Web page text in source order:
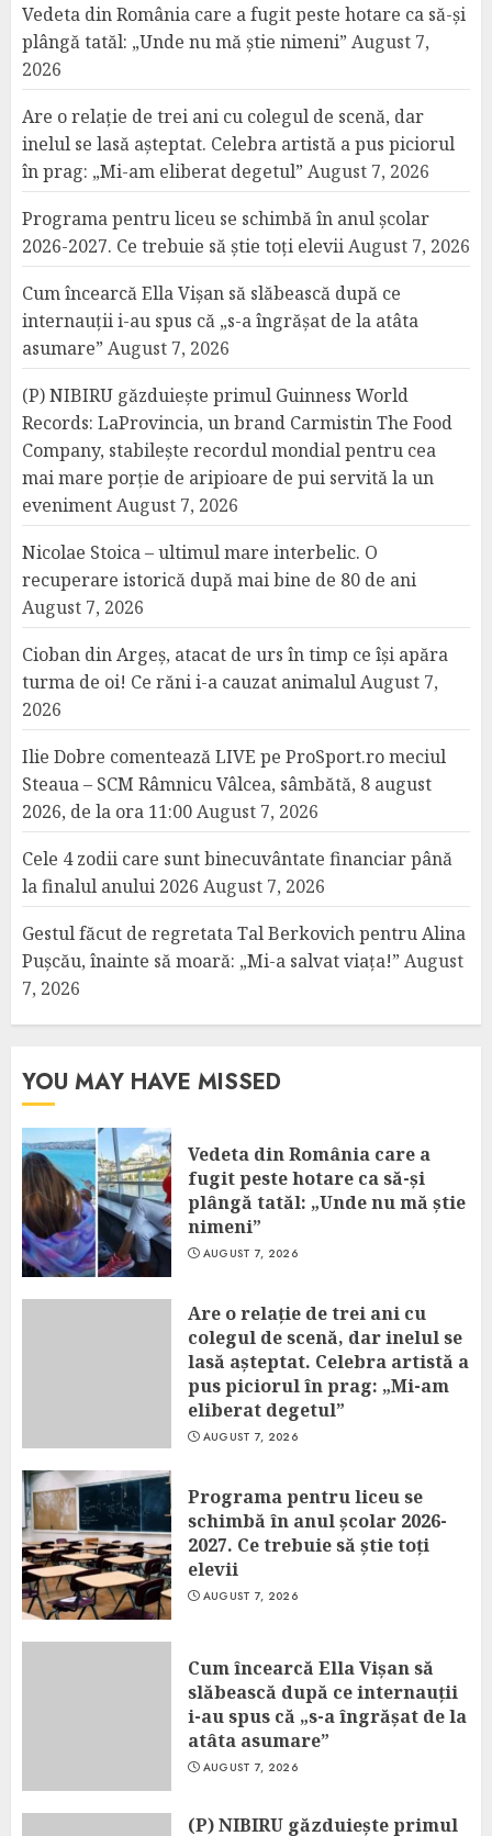
Vedeta din România care a fugit peste hotare ca să-și
plângă tatăl: „Unde nu mă știe nimeni” August 7,
2026
Are o relație de trei ani cu colegul de scenă, dar
inelul se lasă așteptat. Celebra artistă a pus piciorul
în prag: „Mi-am eliberat degetul” August 7, 2026
Programa pentru liceu se schimbă în anul școlar
2026-2027. Ce trebuie să știe toți eleviiAugust 7, 2026
Cum încearcă Ella Vișan să slăbească după ce
internauții i-au spus că „s-a îngrășat de la atâta
asumare” August 7, 2026
(P) NIBIRU găzduiește primul Guinness World
Records: LaProvincia, un brand Carmistin The Food
Company, stabilește recordul mondial pentru cea
mai mare porție de aripioare de pui servită la un
evenimentAugust 7, 2026
Nicolae Stoica – ultimul mare interbelic. O
recuperare istorică după mai bine de 80 de ani
August 7, 2026
Cioban din Argeș, atacat de urs în timp ce își apăra
turma de oi! Ce răni i-a cauzat animalulAugust 7,
2026
Ilie Dobre comentează LIVE pe ProSport.ro meciul
Steaua – SCM Râmnicu Vâlcea, sâmbătă, 8 august
2026, de la ora 11:00August 7, 2026
Cele 4 zodii care sunt binecuvântate financiar până
la finalul anului 2026 August 7, 2026
Gestul făcut de regretata Tal Berkovich pentru Alina
Pușcău, înainte să moară: „Mi-a salvat viața!” August
7, 2026
YOU MAY HAVE MISSED
Vedeta din România care a
fugit peste hotare ca să-și
plângă tatăl: „Unde nu mă știe
nimeni”
AUGUST 7, 2026
Are o relație de trei ani cu
colegul de scenă, dar inelul se
lasă așteptat. Celebra artistă a
pus piciorul în prag: „Mi-am
eliberat degetul”
AUGUST 7, 2026
Programa pentru liceu se
schimbă în anul școlar 2026-
2027. Ce trebuie să știe toți
elevii
AUGUST 7, 2026
Cum încearcă Ella Vișan să
slăbească după ce internauții
i-au spus că „s-a îngrășat de la
atâta asumare”
AUGUST 7, 2026
(P) NIBIRU găzduiește primul